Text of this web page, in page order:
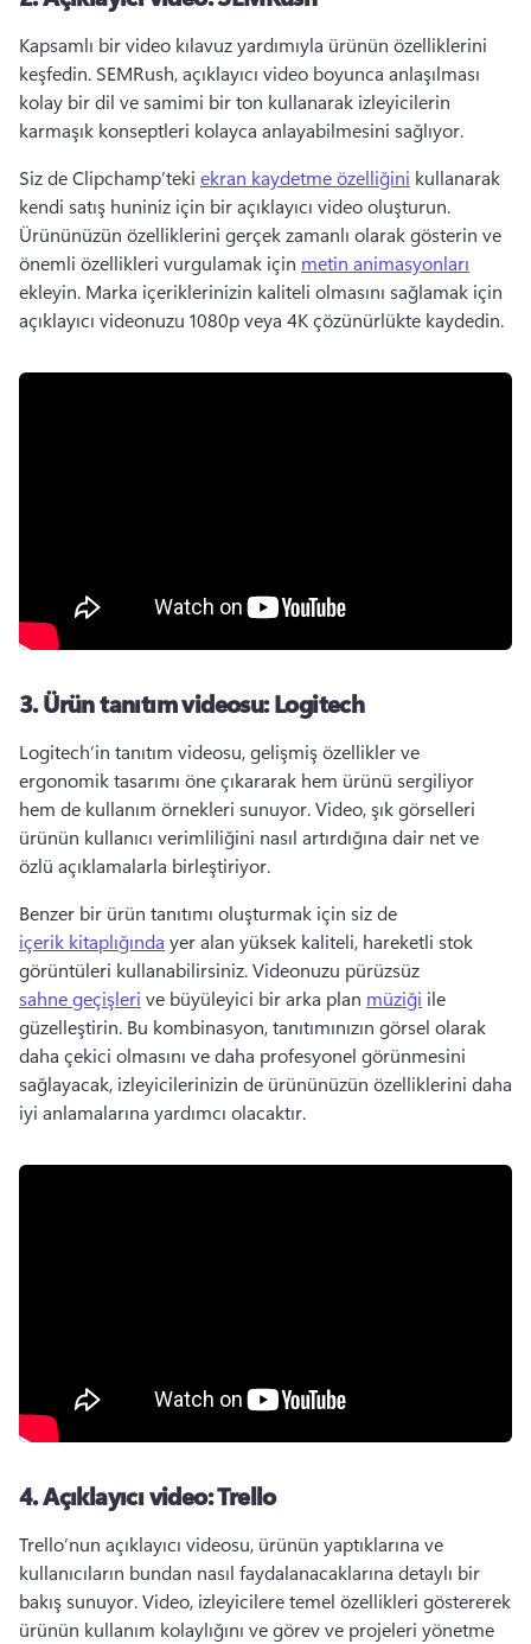
Kapsamlı bir video kılavuz yardımıyla ürünün özelliklerini
keşfedin. SEMRush, açıklayıcı video boyunca anlaşılması
kolay bir dil ve samimi bir ton kullanarak izleyicilerin
karmaşık konseptleri kolayca anlayabilmesini sağlıyor.
Siz de Clipchamp’teki ekran kaydetme özelliğini kullanarak
Ürününüzün özelliklerini gerçek zamanlı olarak gösterin ve
önemli özellikleri vurgulamak için metin animasyonları
ekleyin. Marka içeriklerinizin kaliteli olmasını sağlamak için
açıklayıcı videonuzu 1080p veya 4K çözünürlükte kaydedin.
3.Ürün tanıtım videosu: Logitech
Logitech’in tanıtım videosu, gelişmiş özellikler ve
ergonomik tasarımı öne çıkararak hem ürünü sergiliyor
hem de kullanım örnekleri sunuyor. Video, şık görselleri
ürünün kullanıcı verimliliğini nasıl artırdığına dair net ve
özlü açıklamalarla birleştiriyor.
Benzer bir ürün tanıtımı oluşturmak için siz de
içerik kitaplığında yer alan yüksek kaliteli, hareketli stok
görüntüleri kullanabilirsiniz. Videonuzu pürüzsüz
sahne geçişleri ve büyüleyici bir arka plan müziği ile
güzelleştirin. Bu kombinasyon, tanıtımınızın görsel olarak
daha çekici olmasını ve daha profesyonel görünmesini
sağlayacak, izleyicilerinizin de ürününüzün özelliklerini daha
iyi anlamalarına yardımcı olacaktır.
4.Açıklayıcı video: Trello
Trello’nun açıklayıcı videosu, ürünün yaptıklarına ve
kullanıcıların bundan nasıl faydalanacaklarına detaylı bir
bakış sunuyor. Video, izleyicilere temel özellikleri göstererek
ürünün kullanım kolaylığını ve görev ve projeleri yönetme